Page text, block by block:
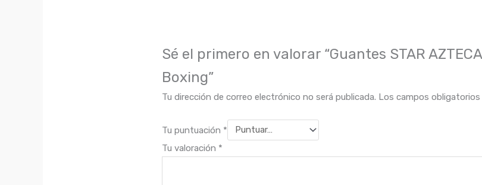
Sé el primero en valorar “Guantes STAR
Boxing”
Tu dirección de correo electrónico no será publicada. Los campos
Tu puntuación *
Tu valoración *